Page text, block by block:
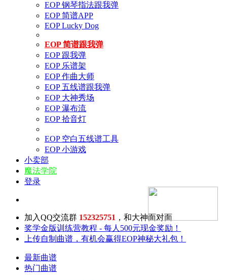
EOP 钢琴指法跟我弹
EOP 简谱APP
EOP Lucky Dog
EOP 简谱跟我弹
EOP 跟我弹
EOP 乐谱架
EOP 作曲大师
EOP 五线谱跟我弹
EOP 大神秀场
EOP 瀑布流
EOP 拾音灯
EOP 空白五线谱工具
EOP 小游戏
小卖部
魔法学院
登录
加入QQ交流群 152325751 ，和大神面对面
奖学金版训练营教程 - 每人500元现金奖励！
上传自制曲谱，有机会赢得EOP神秘大礼包！
最新曲谱
热门曲谱